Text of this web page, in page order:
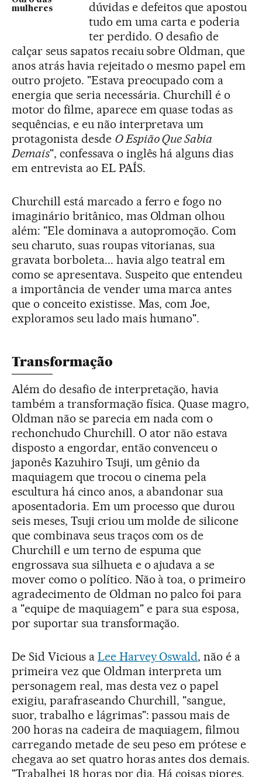
mulheres
dúvidas e defeitos que apostou
tudo em uma carta e poderia
ter perdido. O desafio de
calçar seus sapatos recaiu sobre Oldman, que
anos atrás havia rejeitado o mesmo papel em
outro projeto. "Estava preocupado com a
energia que seria necessária. Churchill é o
motor do filme, aparece em quase todas as
sequências, e eu não interpretava um
protagonista desde O Espião Que Sabia
Demais", confessava o inglês há alguns dias
em entrevista ao EL PAÍS.
Churchill está marcado a ferro e fogo no
imaginário britânico, mas Oldman olhou
além: "Ele dominava a autopromoção. Com
seu charuto, suas roupas vitorianas, sua
gravata borboleta... havia algo teatral em
como se apresentava. Suspeito que entendeu
a importância de vender uma marca antes
que o conceito existisse. Mas, com Joe,
exploramos seu lado mais humano".
Transformação
Além do desafio de interpretação, havia
também a transformação física. Quase magro,
Oldman não se parecia em nada com o
rechonchudo Churchill. O ator não estava
disposto a engordar, então convenceu o
japonês Kazuhiro Tsuji, um gênio da
maquiagem que trocou o cinema pela
escultura há cinco anos, a abandonar sua
aposentadoria. Em um processo que durou
seis meses, Tsuji criou um molde de silicone
que combinava seus traços com os de
Churchill e um terno de espuma que
engrossava sua silhueta e o ajudava a se
mover como o político. Não à toa, o primeiro
agradecimento de Oldman no palco foi para
a "equipe de maquiagem" e para sua esposa,
por suportar sua transformação.
De Sid Vicious a Lee Harvey Oswald, não é a
primeira vez que Oldman interpreta um
personagem real, mas desta vez o papel
exigiu, parafraseando Churchill, "sangue,
suor, trabalho e lágrimas": passou mais de
200 horas na cadeira de maquiagem, filmou
carregando metade de seu peso em prótese e
chegava ao set quatro horas antes dos demais.
"Trabalhei 18 horas por dia. Há coisas piores,